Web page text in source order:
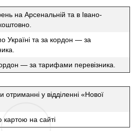
на Арсенальній та в Івано-
та за кордон — за
— за тарифами перевізника.
отриманні у відділенні «Нової
картою на сайті